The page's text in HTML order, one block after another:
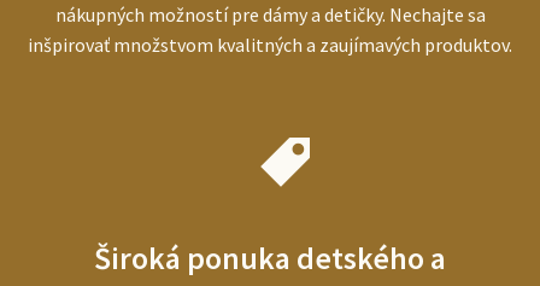
nákupných možností pre dámy a detičky. Nechajte sa
inšpirovať množstvom kvalitných a zaujímavých produktov.
Široká ponuka detského a